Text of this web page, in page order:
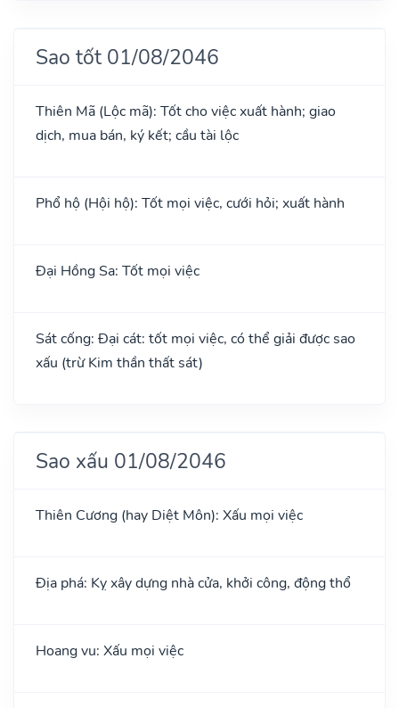
Sao tốt 01/08/2046
Thiên Mã (Lộc mã): Tốt cho việc xuất hành; giao
dịch, mua bán, ký kết; cầu tài lộc
Phổ hộ (Hội hộ): Tốt mọi việc, cưới hỏi; xuất hành
Đại Hồng Sa: Tốt mọi việc
Sát cống: Đại cát: tốt mọi việc, có thể giải được sao
xấu (trừ Kim thần thất sát)
Sao xấu 01/08/2046
Thiên Cương (hay Diệt Môn): Xấu mọi việc
Địa phá: Kỵ xây dựng nhà cửa, khởi công, động thổ
Hoang vu: Xấu mọi việc